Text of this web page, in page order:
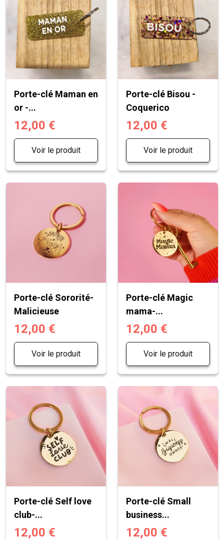
Porte-clé Maman en
or -...
12,00 €
Voir le produit
Porte-clé Bisou -
Coquerico
12,00 €
Voir le produit
Porte-clé Sororité-
Malicieuse
12,00 €
Voir le produit
Porte-clé Magic
mama-...
12,00 €
Voir le produit
Porte-clé Self love
club-...
12,00 €
Porte-clé Small
business...
12,00 €